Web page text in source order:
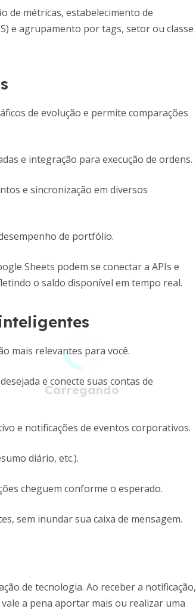
de métricas, estabelecimento de
e agrupamento por tags, setor ou classe
de evolução e permite comparações
e integração para execução de ordens.
e sincronização em diversos
de portfólio.
Sheets podem se conectar a APIs e
o saldo disponível em tempo real.
mais relevantes para você.
e conecte suas contas de
e notificações de eventos corporativos.
diário, etc.).
cheguem conforme o esperado.
sem inundar sua caixa de mensagem.
de tecnologia. Ao receber a notificação,
a pena aportar mais ou realizar uma